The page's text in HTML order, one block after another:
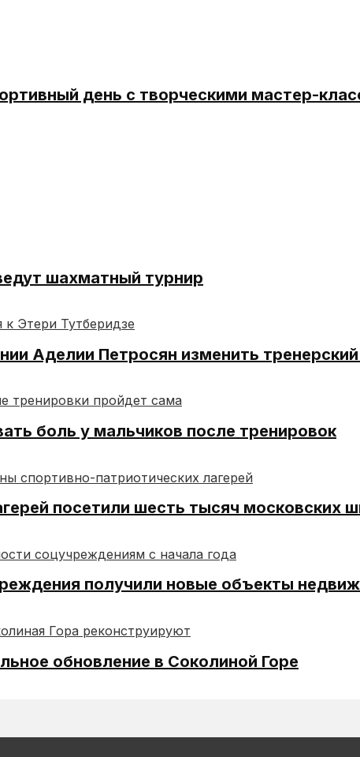
день с творческими мастер-
шахматный турнир
Аделии Петросян изменить
боль у мальчиков после тренировок
посетили шесть тысяч московских
получили новые объекты
обновление в Соколиной Горе